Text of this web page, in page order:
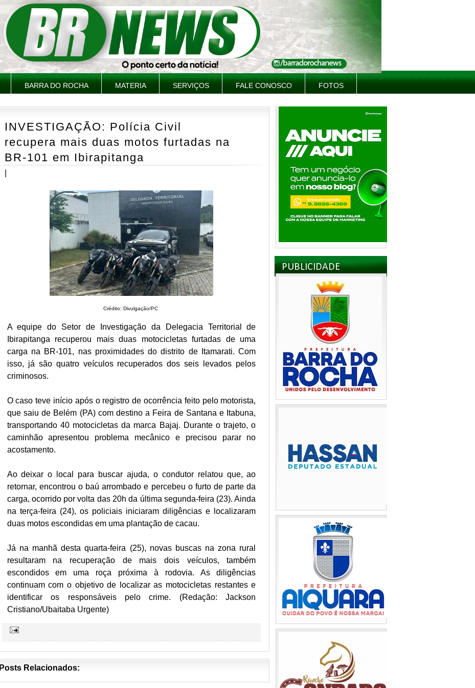
BARRA DO ROCHA MATERIA SERVIÇOS FALE CONOSCO FOTOS
INVESTIGAÇÃO: Polícia Civil
recupera mais duas motos furtadas na
BR-101 em Ibirapitanga
Crédito: Divulgação/PC
A equipe do Setor de Investigação da Delegacia Territorial de
Ibirapitanga recuperou mais duas motocicletas furtadas de uma
carga na BR-101, nas proximidades do distrito de Itamarati. Com
isso, já são quatro veículos recuperados dos seis levados pelos
criminosos.
O caso teve início após o registro de ocorrência feito pelo motorista,
que saiu de Belém (PA) com destino a Feira de Santana e Itabuna,
transportando 40 motocicletas da marca Bajaj. Durante o trajeto, o
caminhão apresentou problema mecânico e precisou parar no
acostamento.
Ao deixar o local para buscar ajuda, o condutor relatou que, ao
retornar, encontrou o baú arrombado e percebeu o furto de parte da
carga, ocorrido por volta das 20h da última segunda-feira (23). Ainda
na terça-feira (24), os policiais iniciaram diligências e localizaram
duas motos escondidas em uma plantação de cacau.
Já na manhã desta quarta-feira (25), novas buscas na zona rural
resultaram na recuperação de mais dois veículos, também
escondidos em uma roça próxima à rodovia. As diligências
continuam com o objetivo de localizar as motocicletas restantes e
identificar os responsáveis pelo crime. (Redação: Jackson
Cristiano/Ubaitaba Urgente)
Posts Relacionados:
PUBLICIDADE